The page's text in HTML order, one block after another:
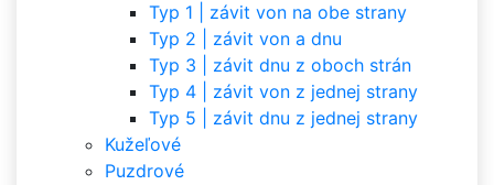
Typ 1 | závit von na obe strany
Typ 2 | závit von a dnu
Typ 3 | závit dnu z oboch strán
Typ 4 | závit von z jednej strany
Typ 5 | závit dnu z jednej strany
Kužeľové
Puzdrové